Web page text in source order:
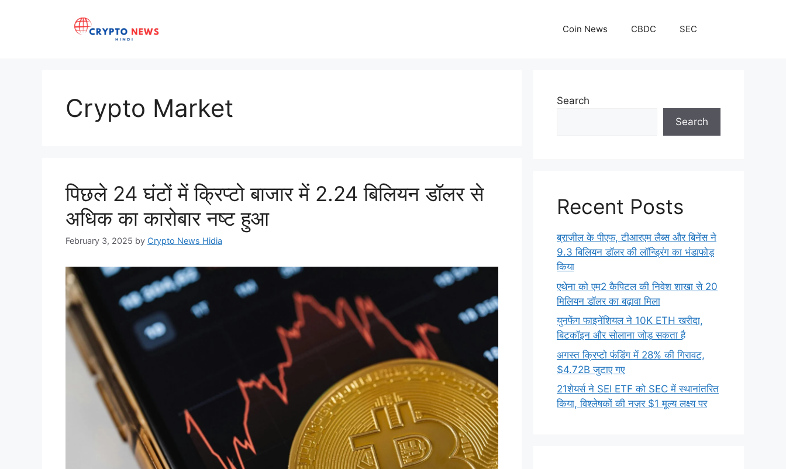
Coin News CBDC SEC
Crypto Market
पिछले 24 घंटों में क्रिप्टो बाजार में 2.24 बिलियन डॉलर से
अधिक का कारोबार नष्ट हुआ
February 3, 2025 by Crypto News Hidia
Search
Search
Recent Posts
ब्राज़ील के पीएफ, टीआरएम लैब्स और बिनेंस ने
9.3 बिलियन डॉलर की लॉन्ड्रिंग का भंडाफोड़
किया
एथेना को एम2 कैपिटल की निवेश शाखा से 20
मिलियन डॉलर का बढ़ावा मिला
युनफेंग फाइनेंशियल ने 10K ETH खरीदा,
बिटकॉइन और सोलाना जोड़ सकता है
अगस्त क्रिप्टो फंडिंग में 28% की गिरावट,
$4.72B जुटाए गए
21शेयर्स ने SEI ETF को SEC में स्थानांतरित
किया, विश्लेषकों की नज़र $1 मूल्य लक्ष्य पर